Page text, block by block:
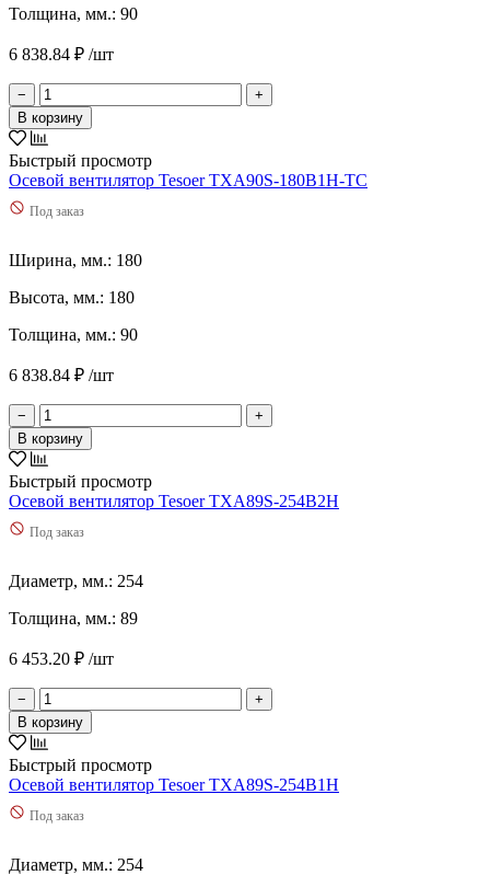
Толщина, мм.: 90
6 838.84 ₽ /шт
−
+
В корзину
Быстрый просмотр
Осевой вентилятор Tesoer TXA90S-180B1H-TC
Под заказ
Ширина, мм.: 180
Высота, мм.: 180
Толщина, мм.: 90
6 838.84 ₽ /шт
−
+
В корзину
Быстрый просмотр
Осевой вентилятор Tesoer TXA89S-254B2H
Под заказ
Диаметр, мм.: 254
Толщина, мм.: 89
6 453.20 ₽ /шт
−
+
В корзину
Быстрый просмотр
Осевой вентилятор Tesoer TXA89S-254B1H
Под заказ
Диаметр, мм.: 254